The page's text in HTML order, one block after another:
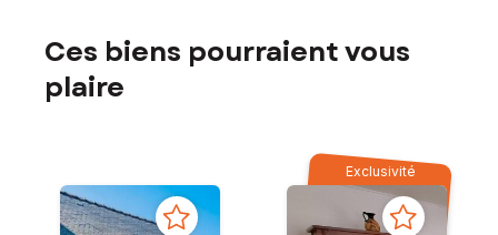
Ces biens pourraient vous
plaire
Exclusivité